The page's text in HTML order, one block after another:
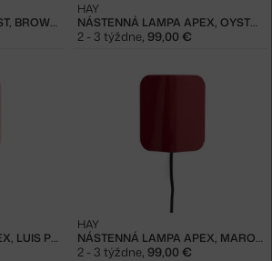
NÁSTENNÁ LAMPA POST, BROWN GREEN NÁSTENNÁ LAMPA APEX, OYSTER WHITE
HAY
2 - 3 týždne, 99,00 €
NÁSTENNÁ LAMPA APEX, LUIS PINK NÁSTENNÁ LAMPA APEX, MAROON RED
HAY
2 - 3 týždne, 99,00 €